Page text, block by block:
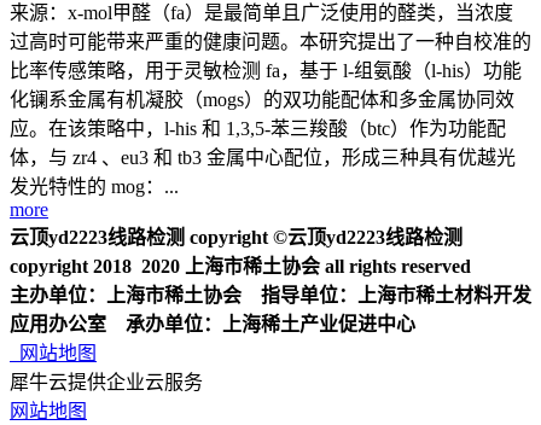
来源：x-mol甲醛（fa）是最简单且广泛使用的醛类，当浓度
过高时可能带来严重的健康问题。本研究提出了一种自校准的
比率传感策略，用于灵敏检测 fa，基于 l-组氨酸（l-his）功能
化镧系金属有机凝胶（mogs）的双功能配体和多金属协同效
应。在该策略中，l-his 和 1,3,5-苯三羧酸（btc）作为功能配
体，与 zr4 、eu3 和 tb3 金属中心配位，形成三种具有优越光
发光特性的 mog：...
more
云顶yd2223线路检测 copyright ©云顶yd2223线路检测
copyright 2018 2020 上海市稀土协会 all rights reserved
主办单位：上海市稀土协会 指导单位：上海市稀土材料开发
应用办公室 承办单位：上海稀土产业促进中心
网站地图
犀牛云提供企业云服务
网站地图